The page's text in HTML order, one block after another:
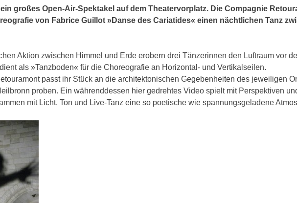
großes Open-Air-Spektakel auf dem Theatervorplatz. Die Compagnie
von Fabrice Guillot »Danse des Cariatides« einen nächtlichen Tanz
Aktion zwischen Himmel und Erde erobern drei Tänzerinnen den Luftraum vor
als »Tanzboden« für die Choreografie an Horizontal- und Vertikalseilen.
passt ihr Stück an die architektonischen Gegebenheiten des jeweiligen
proben. Ein währenddessen hier gedrehtes Video spielt mit Perspektiven
mit Licht, Ton und Live-Tanz eine so poetische wie spannungsgeladene